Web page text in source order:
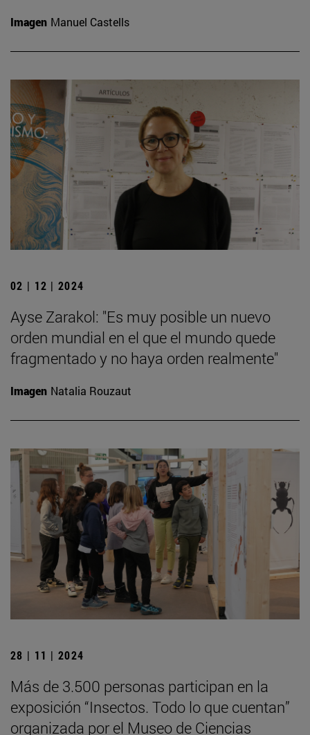
Imagen Manuel Castells
02 | 12 | 2024
Ayse Zarakol: "Es muy posible un nuevo
orden mundial en el que el mundo quede
fragmentado y no haya orden realmente"
Imagen Natalia Rouzaut
28 | 11 | 2024
Más de 3.500 personas participan en la
exposición “Insectos. Todo lo que cuentan”
organizada por el Museo de Ciencias